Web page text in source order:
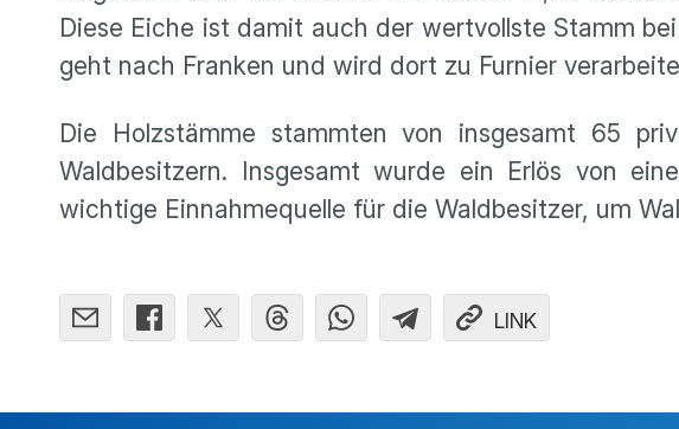
Diese Eiche ist damit auch der wertvollste Stamm
geht nach Franken und wird dort zu Furnier
Die Holzstämme stammten von insgesamt 65
Waldbesitzern. Insgesamt wurde ein Erlös von
wichtige Einnahmequelle für die Waldbesitzer, um
LINK